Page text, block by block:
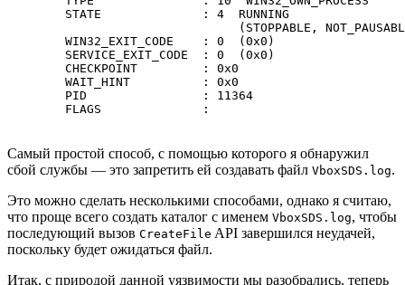
        STATE              : 4  RUNNING
(STOPPABLE,
        WIN32_EXIT_CODE    : 0  (0x0)
        SERVICE_EXIT_CODE  : 0  (0x0)
        CHECKPOINT         : 0x0
        WAIT_HINT          : 0x0
        PID                : 11364
Самый простой способ, с помощью которого я обнаружил
сбой службы — это запретить ей создавать файл VboxSDS.log.
Это можно сделать несколькими способами, однако я считаю,
что проще всего создать каталог с именем VboxSDS.log, чтобы
последующий вызов CreateFile API завершился неудачей,
поскольку будет ожидаться файл.
Итак, с природой данной уязвимости мы разобрались, теперь